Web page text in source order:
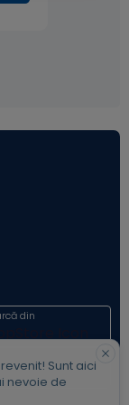
din
Sunt aici
nevoie de